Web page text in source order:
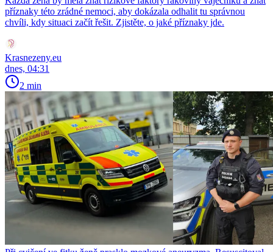
příznaky této zrádné nemoci, aby dokázala odhalit tu správnou
chvíli, kdy situaci začít řešit. Zjistěte, o jaké příznaky jde.
Krasnezeny.eu
dnes, 04:31
2 min